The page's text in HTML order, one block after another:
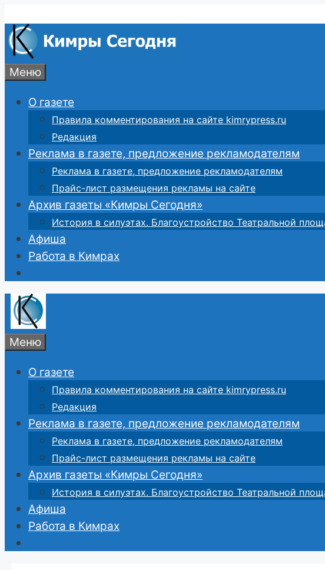
к
содержимому
Меню
О газете
Правила комментирования на сайте kimrypress.ru
Редакция
Реклама в газете, предложение рекламодателям
Реклама в газете, предложение рекламодателям
Прайс-лист размещения рекламы на сайте
Архив газеты «Кимры Сегодня»
История в силуэтах. Благоустройство Театральной
Афиша
Работа в Кимрах
Меню
О газете
Правила комментирования на сайте kimrypress.ru
Редакция
Реклама в газете, предложение рекламодателям
Реклама в газете, предложение рекламодателям
Прайс-лист размещения рекламы на сайте
Архив газеты «Кимры Сегодня»
История в силуэтах. Благоустройство Театральной
Афиша
Работа в Кимрах